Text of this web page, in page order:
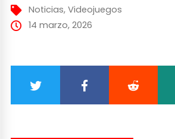
Noticias, Videojuegos
14 marzo, 2026